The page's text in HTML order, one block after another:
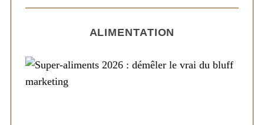
ALIMENTATION